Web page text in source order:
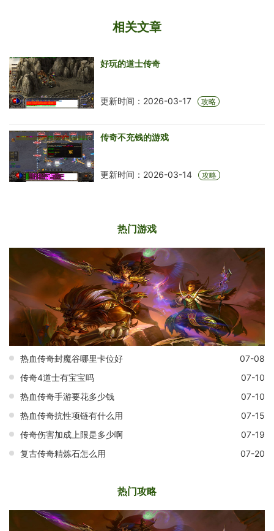
相关文章
好玩的道士传奇
更新时间：2026-03-17 攻略
传奇不充钱的游戏
更新时间：2026-03-14 攻略
热门游戏
热血传奇封魔谷哪里卡位好
07-08
传奇4道士有宝宝吗
07-10
热血传奇手游要花多少钱
07-10
热血传奇抗性项链有什么用
07-15
传奇伤害加成上限是多少啊
07-19
复古传奇精炼石怎么用
07-20
热门攻略